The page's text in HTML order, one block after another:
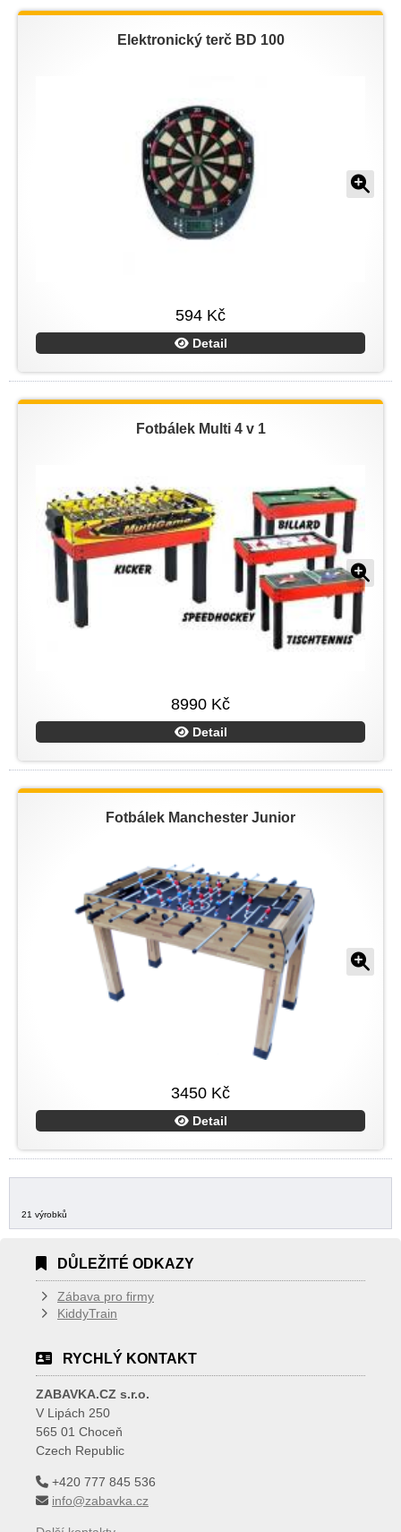
Elektronický terč BD 100
594 Kč
Detail
Fotbálek Multi 4 v 1
8990 Kč
Detail
Fotbálek Manchester Junior
3450 Kč
Detail
21 výrobků
DŮLEŽITÉ ODKAZY
Zábava pro firmy
KiddyTrain
RYCHLÝ KONTAKT
ZABAVKA.CZ s.r.o.
V Lipách 250
565 01 Choceň
Czech Republic
+420 777 845 536
info@zabavka.cz